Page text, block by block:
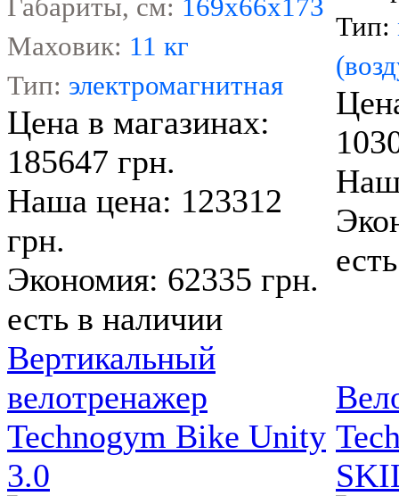
Габариты, см: 169х66х173
Маховик: 11 кг
Тип: электромагнитная
Цена в магазинах:
185647 грн.
Наша цена: 123312
грн.
Экономия: 62335 грн.
есть в наличии
Тип:
Вертикальный
велотренажер
Technogym Bike Unity
3.0